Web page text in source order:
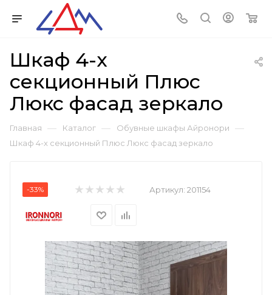
Шкаф 4-х
секционный Плюс
Люкс фасад зеркало
Главная — Каталог — Обувные шкафы Айронори —
Шкаф 4-х секционный Плюс Люкс фасад зеркало
-33% Артикул: 201154